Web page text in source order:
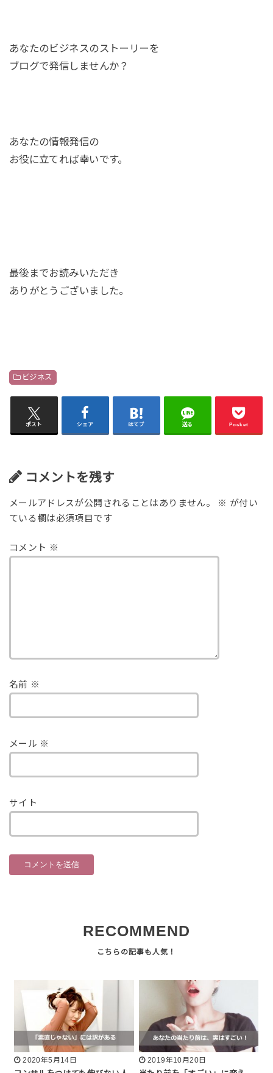
あなたのビジネスのストーリーを
ブログで発信しませんか？
あなたの情報発信の
お役に立てれば幸いです。
最後までお読みいただき
ありがとうございました。
ビジネス
ポスト シェア はてブ 送る Pocket
コメントを残す
メールアドレスが公開されることはありません。 ※ が付い
ている欄は必須項目です
コメント ※
名前 ※
メール ※
サイト
RECOMMEND
2020年5月14日
2019年10月20日